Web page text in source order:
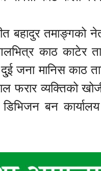
बहादुर तमाङ्गको
काठ काटेर
जना मानिस काठ
फरार व्यक्तिको
बन